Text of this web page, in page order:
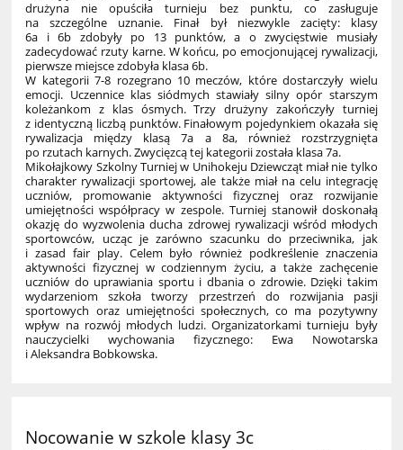
drużyna nie opuściła turnieju bez punktu, co zasługuje
na szczególne uznanie. Finał był niezwykle zacięty: klasy
6a i 6b zdobyły po 13 punktów, a o zwycięstwie musiały
zadecydować rzuty karne. W końcu, po emocjonującej rywalizacji,
pierwsze miejsce zdobyła klasa 6b.
W kategorii 7-8 rozegrano 10 meczów, które dostarczyły wielu
emocji. Uczennice klas siódmych stawiały silny opór starszym
koleżankom z klas ósmych. Trzy drużyny zakończyły turniej
z identyczną liczbą punktów. Finałowym pojedynkiem okazała się
rywalizacja między klasą 7a a 8a, również rozstrzygnięta
po rzutach karnych. Zwycięzcą tej kategorii została klasa 7a.
Mikołajkowy Szkolny Turniej w Unihokeju Dziewcząt miał nie tylko
charakter rywalizacji sportowej, ale także miał na celu integrację
uczniów, promowanie aktywności fizycznej oraz rozwijanie
umiejętności współpracy w zespole. Turniej stanowił doskonałą
okazję do wyzwolenia ducha zdrowej rywalizacji wśród młodych
sportowców, ucząc je zarówno szacunku do przeciwnika, jak
i zasad fair play. Celem było również podkreślenie znaczenia
aktywności fizycznej w codziennym życiu, a także zachęcenie
uczniów do uprawiania sportu i dbania o zdrowie. Dzięki takim
wydarzeniom szkoła tworzy przestrzeń do rozwijania pasji
sportowych oraz umiejętności społecznych, co ma pozytywny
wpływ na rozwój młodych ludzi. Organizatorkami turnieju były
nauczycielki wychowania fizycznego: Ewa Nowotarska
i Aleksandra Bobkowska.
Nocowanie w szkole klasy 3c